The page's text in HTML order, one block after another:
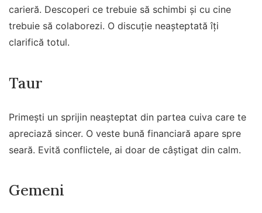
carieră. Descoperi ce trebuie să schimbi și cu cine
trebuie să colaborezi. O discuție neașteptată îți
clarifică totul.
Taur
Primești un sprijin neașteptat din partea cuiva care te
apreciază sincer. O veste bună financiară apare spre
seară. Evită conflictele, ai doar de câștigat din calm.
Gemeni